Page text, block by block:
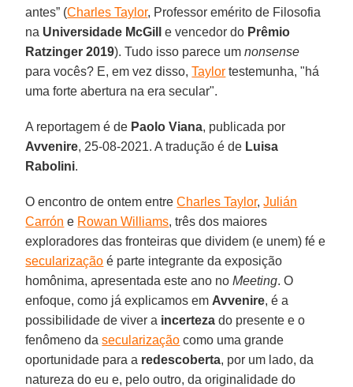
antes” (Charles Taylor, Professor emérito de Filosofia
na Universidade McGill e vencedor do Prêmio
Ratzinger 2019). Tudo isso parece umnonsense
para vocês? E, em vez disso,Taylor testemunha, "há
uma forte abertura na era secular".
A reportagem é de Paolo Viana, publicada por
Avvenire, 25-08-2021. A tradução é de Luisa
Rabolini.
O encontro de ontem entreCharles Taylor,Julián
Carrón e Rowan Williams, três dos maiores
exploradores das fronteiras que dividem (e unem) fé e
secularização é parte integrante da exposição
homônima, apresentada este ano noMeeting. O
enfoque, como já explicamos em Avvenire, é a
possibilidade de viver a incerteza do presente e o
fenômeno dasecularização como uma grande
oportunidade para a redescoberta, por um lado, da
natureza do eu e, pelo outro, da originalidade do